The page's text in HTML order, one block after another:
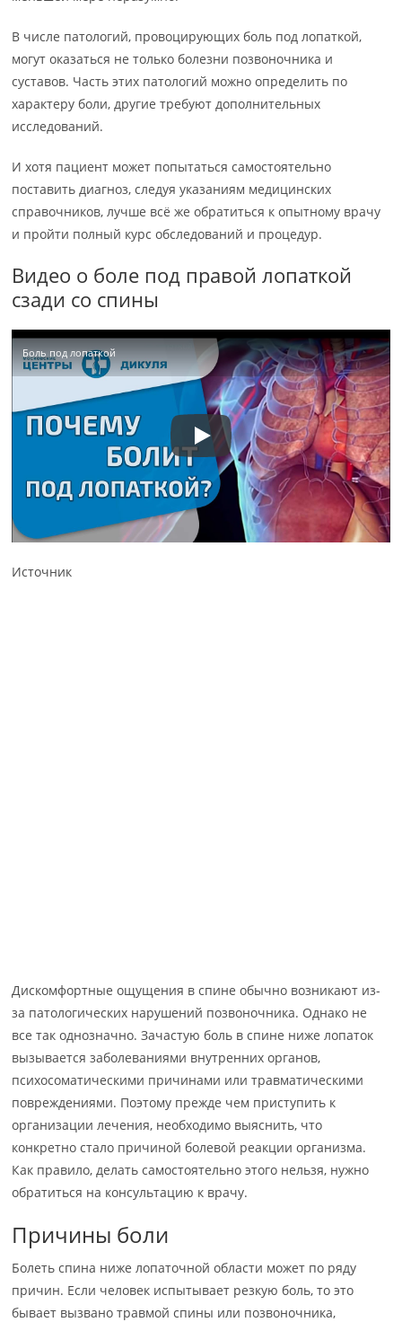
В числе патологий, провоцирующих боль под лопаткой,
могут оказаться не только болезни позвоночника и
суставов. Часть этих патологий можно определить по
характеру боли, другие требуют дополнительных
исследований.
И хотя пациент может попытаться самостоятельно
поставить диагноз, следуя указаниям медицинских
справочников, лучше всё же обратиться к опытному врачу
и пройти полный курс обследований и процедур.
Видео о боле под правой лопаткой
сзади со спины
Боль под лопаткой
Источник
Дискомфортные ощущения в спине обычно возникают из-
за патологических нарушений позвоночника. Однако не
все так однозначно. Зачастую боль в спине ниже лопаток
вызывается заболеваниями внутренних органов,
психосоматическими причинами или травматическими
повреждениями. Поэтому прежде чем приступить к
организации лечения, необходимо выяснить, что
конкретно стало причиной болевой реакции организма.
Как правило, делать самостоятельно этого нельзя, нужно
обратиться на консультацию к врачу.
Причины боли
Болеть спина ниже лопаточной области может по ряду
причин. Если человек испытывает резкую боль, то это
бывает вызвано травмой спины или позвоночника,